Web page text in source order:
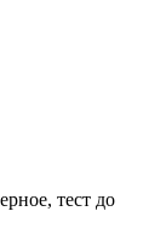
тест до